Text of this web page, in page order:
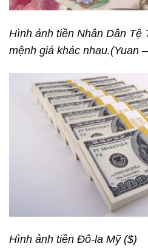
Hình ảnh tiền Nhân Dân Tệ
mệnh giá khác nhau.(Yuan
Hình ảnh tiền Đô-la Mỹ ($)